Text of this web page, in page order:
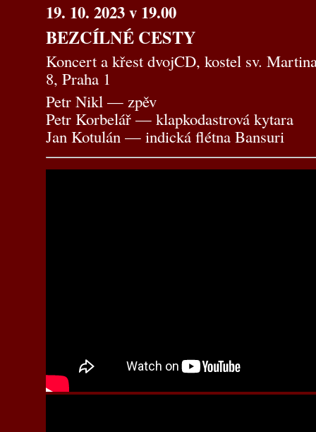
19. 10. 2023 v 19.00
BEZCÍLNÉ CESTY
Koncert a křest dvojCD, kostel sv.
8, Praha 1
Petr Nikl — zpěv
Petr Korbelář — klapkodastrová kytara
Jan Kotulán — indická flétna Bansuri